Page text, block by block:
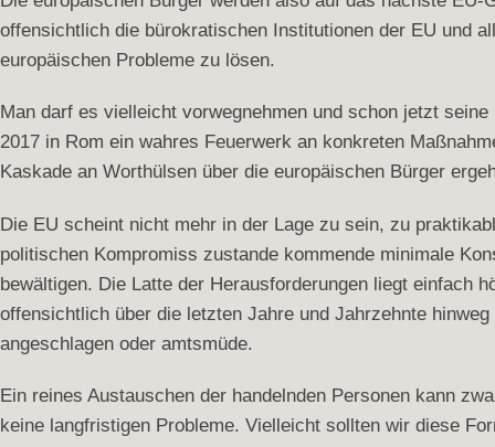
offensichtlich die bürokratischen Institutionen der EU und
europäischen Probleme zu lösen.
Man darf es vielleicht vorwegnehmen und schon jetzt
2017 in Rom ein wahres Feuerwerk an konkreten
Kaskade an Worthülsen über die europäischen Bürger
Die EU scheint nicht mehr in der Lage zu sein, zu
politischen Kompromiss zustande kommende minimale
bewältigen. Die Latte der Herausforderungen liegt einfach
offensichtlich über die letzten Jahre und Jahrzehnte
angeschlagen oder amtsmüde.
Ein reines Austauschen der handelnden Personen kann
keine langfristigen Probleme. Vielleicht sollten wir diese